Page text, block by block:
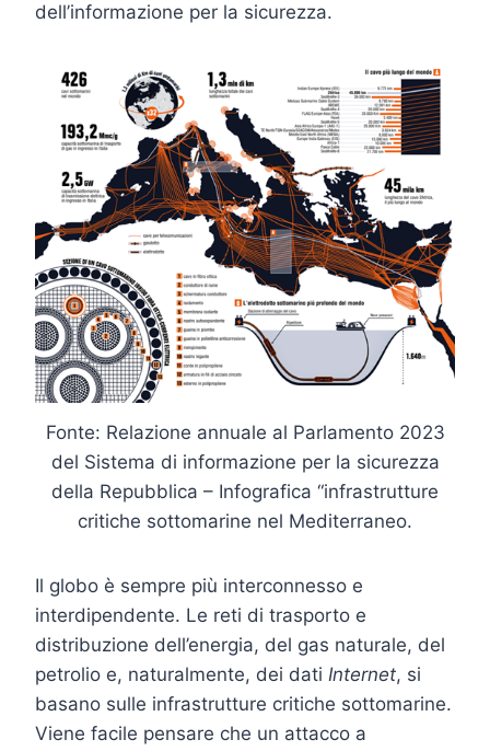
dell’informazione per la sicurezza.
Fonte: Relazione annuale al Parlamento 2023
del Sistema di informazione per la sicurezza
della Repubblica – Infografica “infrastrutture
critiche sottomarine nel Mediterraneo.
Il globo è sempre più interconnesso e
interdipendente. Le reti di trasporto e
distribuzione dell’energia, del gas naturale, del
petrolio e, naturalmente, dei dati Internet, si
basano sulle infrastrutture critiche sottomarine.
Viene facile pensare che un attacco a